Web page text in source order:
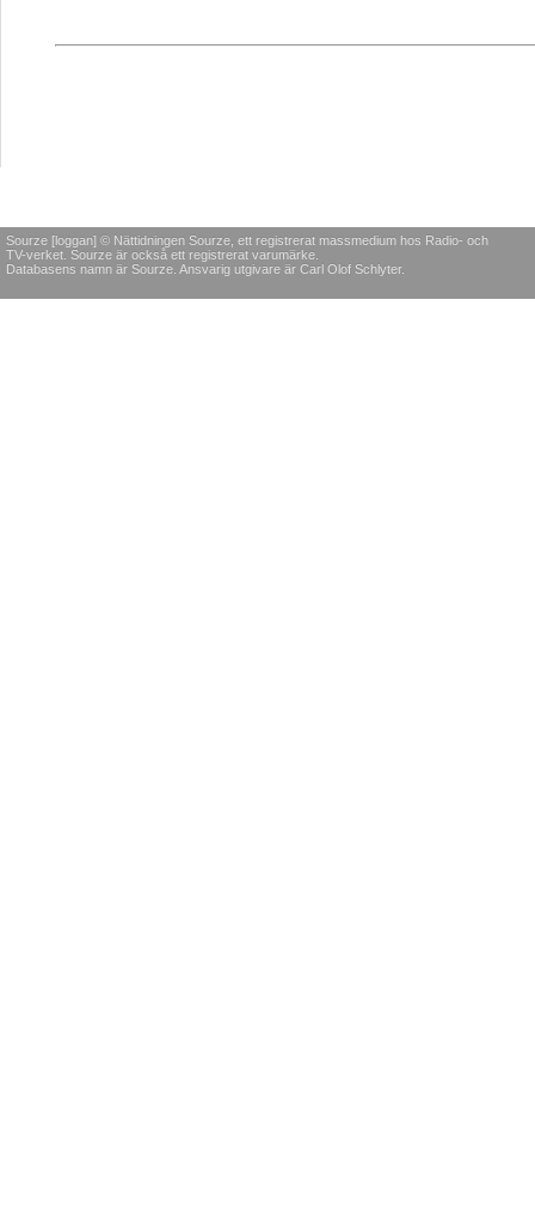
Sourze [loggan] © Nättidningen Sourze, ett registrerat massmedium hos Radio- och
TV-verket. Sourze är också ett registrerat varumärke.
Databasens namn är Sourze. Ansvarig utgivare är Carl Olof Schlyter.